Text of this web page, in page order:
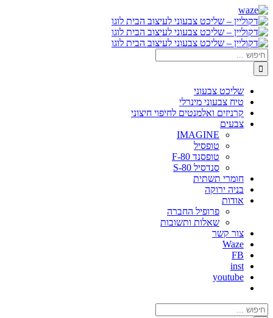
דלג
לתוכן
Waze
Facebook
חיפוש...
שליכט צבעוני
טיח צבעוני מינרלי
קרניזים ואלמנטים לחיפוי חיצוני
צבעים
IMAGINE
טופסיל
טופסנד F-80
סנדסיל S-80
חומרי תשתית
בניה ירוקה
אודות
פרופיל החברה
שאלות ותשובות
צור קשר
Waze
FB
inst
youtube
חיפוש...